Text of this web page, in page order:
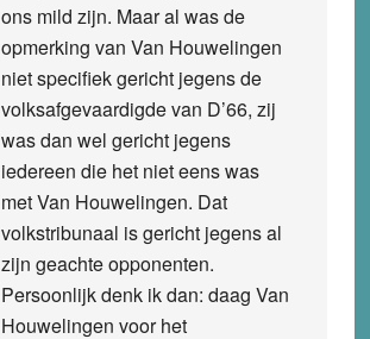
ons mild zijn. Maar al was de
opmerking van Van Houwelingen
niet specifiek gericht jegens de
volksafgevaardigde van D’66, zij
was dan wel gericht jegens
iedereen die het niet eens was
met Van Houwelingen. Dat
volkstribunaal is gericht jegens al
zijn geachte opponenten.
Persoonlijk denk ik dan: daag Van
Houwelingen voor het